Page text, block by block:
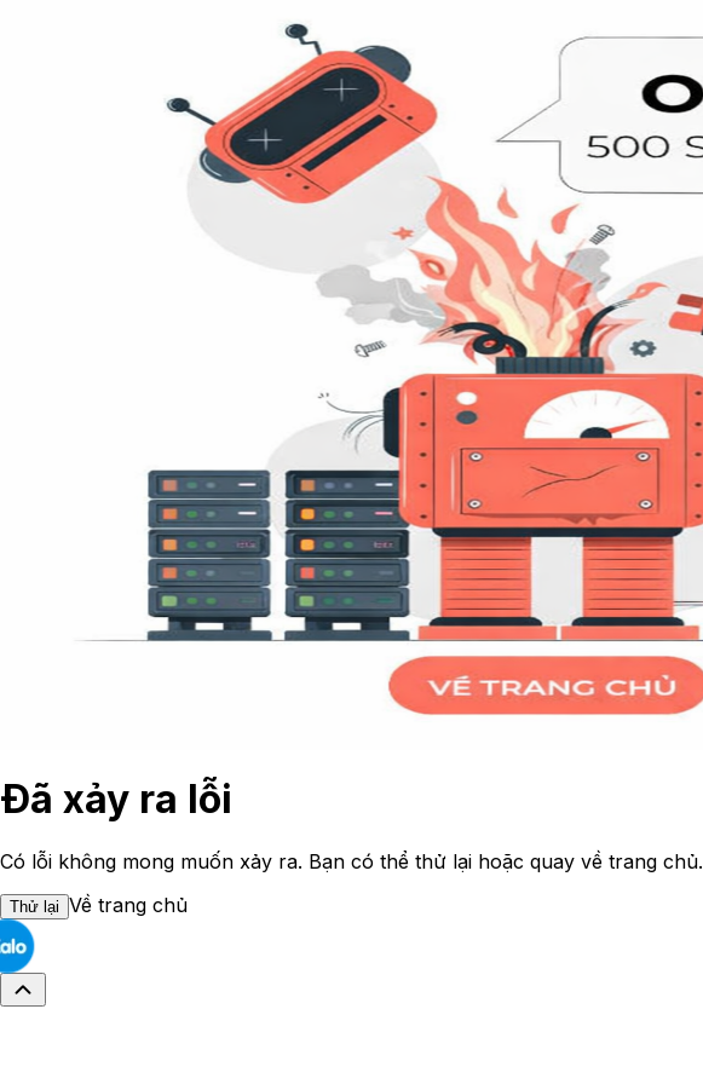
Đã xảy ra lỗi
Có lỗi không mong muốn xảy ra. Bạn có thể thử lại hoặc quay về trang chủ.
Thử lại Về trang chủ